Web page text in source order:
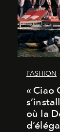
FASHION
« Ciao
où la